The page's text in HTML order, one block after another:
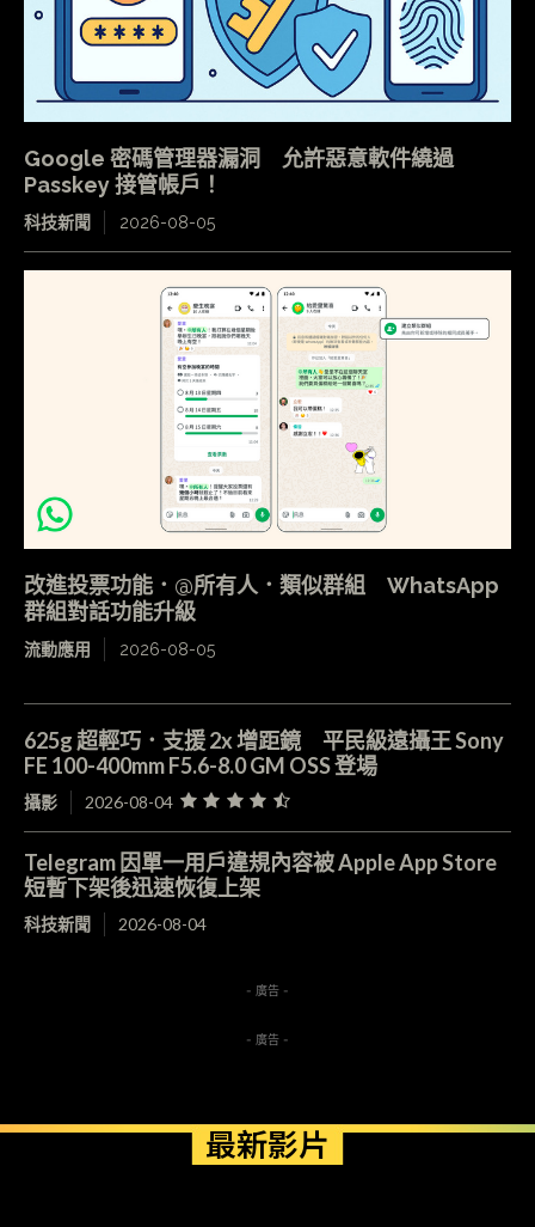
Google 密碼管理器漏洞 允許惡意軟件繞過
Passkey 接管帳戶！
科技新聞 2026-08-05
改進投票功能．@所有人．類似群組 WhatsApp
群組對話功能升級
流動應用 2026-08-05
625g 超輕巧．支援 2x 增距鏡 平民級遠攝王 Sony
FE 100-400mm F5.6-8.0 GM OSS 登場
攝影 2026-08-04
Telegram 因單一用戶違規內容被 Apple App Store
短暫下架後迅速恢復上架
科技新聞 2026-08-04
- 廣告 -
- 廣告 -
最新影片